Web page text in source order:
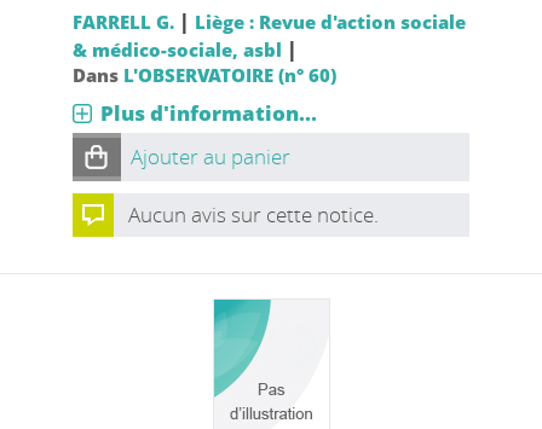
FARRELL G. | Liège : Revue d'action sociale
& médico-sociale, asbl |
Dans L'OBSERVATOIRE (n° 60)
Plus d'information...
Ajouter au panier
Aucun avis sur cette notice.